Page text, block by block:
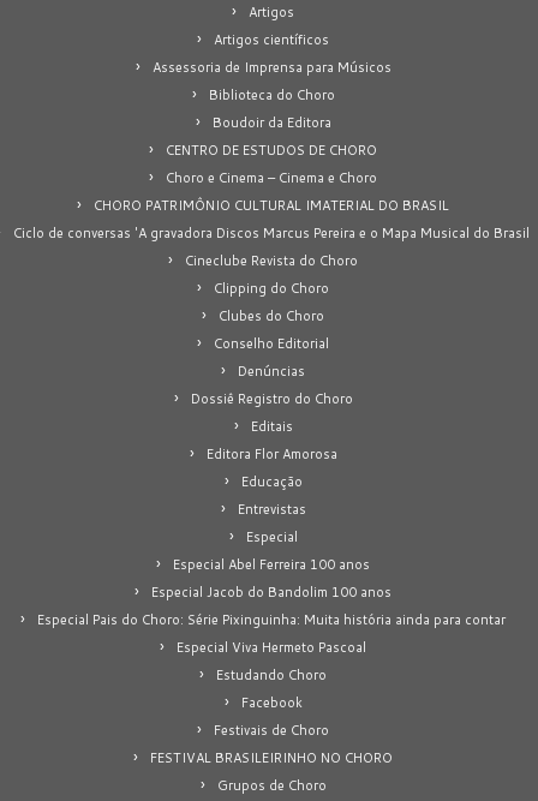
Artigos
Artigos científicos
Assessoria de Imprensa para Músicos
Biblioteca do Choro
Boudoir da Editora
CENTRO DE ESTUDOS DE CHORO
Choro e Cinema – Cinema e Choro
CHORO PATRIMÔNIO CULTURAL IMATERIAL DO BRASIL
Ciclo de conversas 'A gravadora Discos Marcus Pereira e o Mapa Musical do Brasil
Cineclube Revista do Choro
Clipping do Choro
Clubes do Choro
Conselho Editorial
Denúncias
Dossiê Registro do Choro
Editais
Editora Flor Amorosa
Educação
Entrevistas
Especial
Especial Abel Ferreira 100 anos
Especial Jacob do Bandolim 100 anos
Especial Pais do Choro: Série Pixinguinha: Muita história ainda para contar
Especial Viva Hermeto Pascoal
Estudando Choro
Facebook
Festivais de Choro
FESTIVAL BRASILEIRINHO NO CHORO
Grupos de Choro